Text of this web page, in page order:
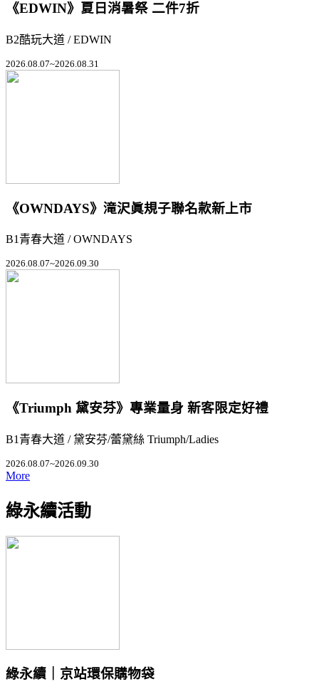
《EDWIN》夏日消暑祭 二件7折
B2酷玩大道 / EDWIN
2026.08.07~2026.08.31
《OWNDAYS》滝沢眞規子聯名款新上市
B1青春大道 / OWNDAYS
2026.08.07~2026.09.30
《Triumph 黛安芬》專業量身 新客限定好禮
B1青春大道 / 黛安芬/蕾黛絲 Triumph/Ladies
2026.08.07~2026.09.30
More
綠永續活動
綠永續｜京站環保購物袋